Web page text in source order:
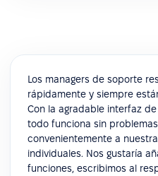
Los managers de soporte
rápidamente y siempre
Con la agradable interfaz
todo funciona sin
convenientemente a
individuales. Nos gustaría
funciones, escribimos al